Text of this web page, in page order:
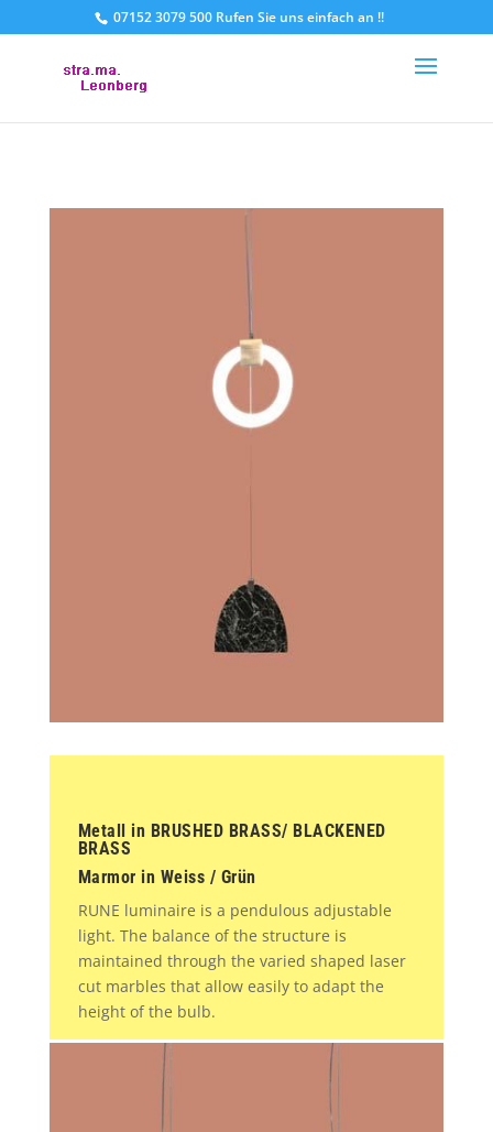
07152 3079 500 Rufen Sie uns einfach an !!
Metall in BRUSHED BRASS/ BLACKENED
BRASS
Marmor in Weiss / Grün
RUNE luminaire is a pendulous adjustable
light. The balance of the structure is
maintained through the varied shaped laser
cut marbles that allow easily to adapt the
height of the bulb.